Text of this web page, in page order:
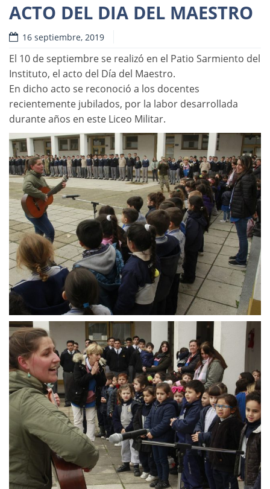
Read more
ACTO DEL DIA DEL MAESTRO
16 septiembre, 2019
El 10 de septiembre se realizó en el Patio Sarmiento del
Instituto, el acto del Día del Maestro.
En dicho acto se reconoció a los docentes
recientemente jubilados, por la labor desarrollada
durante años en este Liceo Militar.